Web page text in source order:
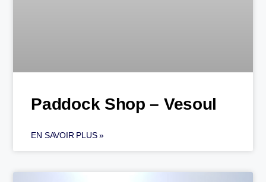
Paddock Shop – Vesoul
EN SAVOIR PLUS »